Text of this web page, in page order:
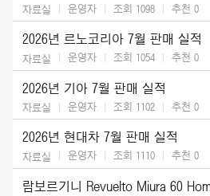
자료실 운영자 조회 1098 추천 0
2026년 르노코리아 7월 판매 실적
자료실 운영자 조회 1054 추천 0
2026년 기아 7월 판매 실적
자료실 운영자 조회 1102 추천 0
2026년 현대차 7월 판매 실적
자료실 운영자 조회 1110 추천 0